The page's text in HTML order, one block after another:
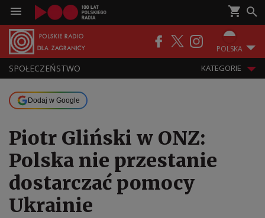
POLSKA
SPOŁECZEŃSTWO KATEGORIE
Dodaj w Google
Piotr Gliński w ONZ:
Polska nie przestanie
dostarczać pomocy
Ukrainie